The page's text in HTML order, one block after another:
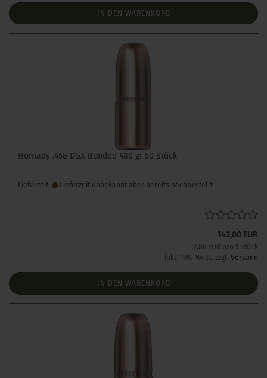
IN DEN WARENKORB
Hornady .458 DGX Bonded 480 gr 50 Stück
Lieferzeit: Lieferzeit unbekannt aber bereits nachbestellt
143,00 EUR
2,86 EUR pro 1 Stück
inkl. 19% MwSt. zzgl. Versand
IN DEN WARENKORB